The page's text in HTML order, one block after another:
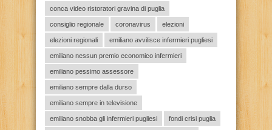
conca video ristoratori gravina di puglia
consiglio regionale coronavirus elezioni
elezioni regionali emiliano avvilisce infermieri pugliesi
emiliano nessun premio economico infermieri
emiliano pessimo assessore
emiliano sempre dalla durso
emiliano sempre in televisione
emiliano snobba gli infermieri pugliesi fondi crisi puglia